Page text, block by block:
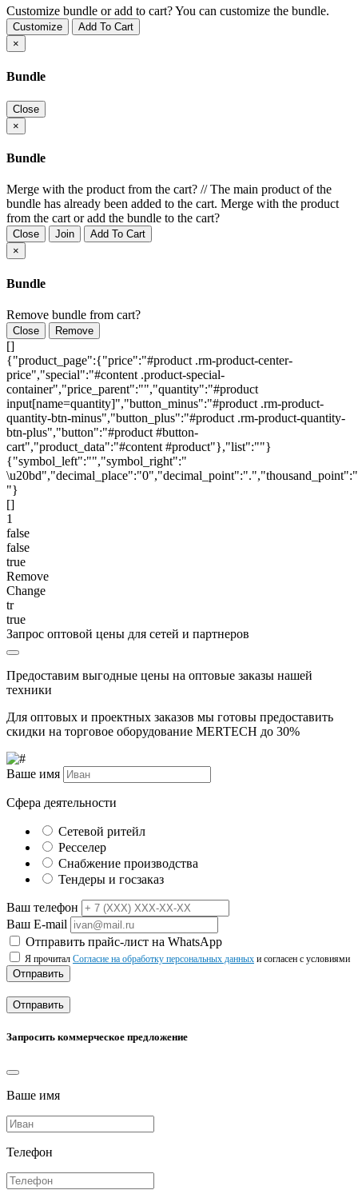
Customize bundle or add to cart?You can customize the bundle.
Customize
Add To Cart
×
Bundle
Close
×
Bundle
Merge with the product from the cart? //The main product of the
bundle has already been added to the cart. Merge with the product
from the cart or add the bundle to the cart?
Close Join
Add To Cart
×
Bundle
Remove bundle from cart?
Close Remove
[]
{"product_page":{"price":"#product .rm-product-center-
price","special":"#content .product-special-
container","price_parent":"","quantity":"#product
input[name=quantity]","button_minus":"#product .rm-product-
quantity-btn-minus","button_plus":"#product .rm-product-quantity-
btn-plus","button":"#product #button-
cart","product_data":"#content #product"},"list":""}
{"symbol_left":"","symbol_right":"
\u20bd","decimal_place":"0","decimal_point":".","thousand_point":"
"}
[]
1
false
false
true
Remove
Change
tr
true
Запрос оптовой цены для сетей и партнеров
Предоставим выгодные цены на оптовые заказы нашей
техники
Для оптовых и проектных заказов мы готовы предоставить
скидки на торговое оборудование MERTECH до 30%
Ваше имя
Сфера деятельности
Сетевой ритейл
Ресселер
Снабжение производства
Тендеры и госзаказ
Ваш телефон
Ваш E-mail
Отправить прайс-лист на WhatsApp
Я прочитал Согласие на обработку персональных данных и согласен с условиями
Отправить
Отправить
Запросить коммерческое предложение
Ваше имя
Телефон